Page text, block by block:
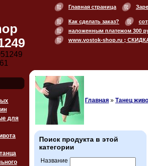
Главная страница
Как сделать заказ?
наложенным платежом 300
www.vostok-shop.ru ;
для
Главная » Танец
Поиск продукта в этой
категории
Название